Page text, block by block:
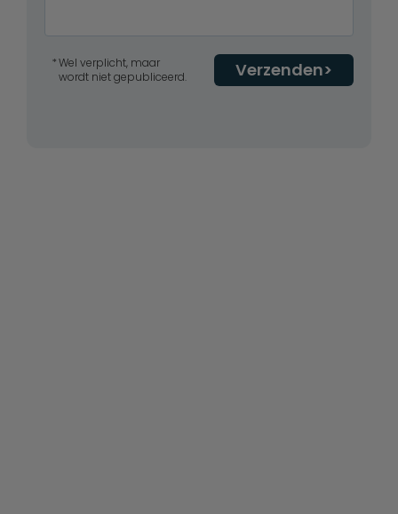
Verzenden
Wel verplicht, maar
wordt niet gepubliceerd.